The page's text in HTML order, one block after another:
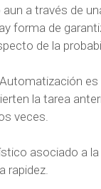
a través de
forma de
de la
la tarea
veces.
asociado a
rapidez.